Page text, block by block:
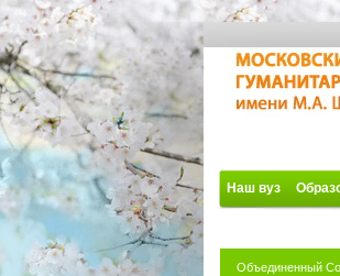
Наш вуз
Объединенный